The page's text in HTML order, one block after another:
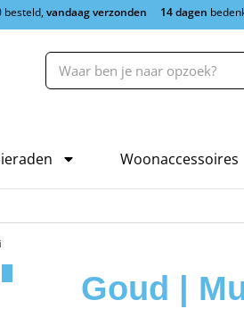
besteld,vandaag verzonden 14 dagen
Woonaccessoires
Goud |